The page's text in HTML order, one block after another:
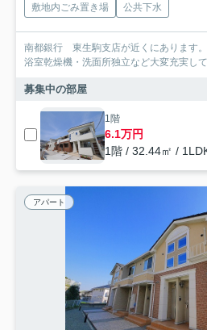
敷地内ごみ置き場
公共下水
南都銀行 東生駒支店が近くにあります
浴室乾燥機・洗面所独立など大変充実し
募集中の部屋
1階
6.1万円
1階 / 32.44㎡ /
アパート